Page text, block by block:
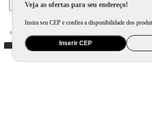
Veja as ofertas para seu endereço!
Insira seu CEP e confira a disponibilidade dos
Inserir CEP
Home